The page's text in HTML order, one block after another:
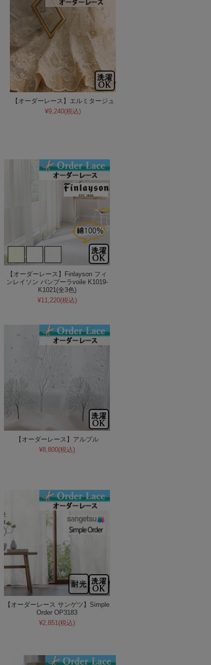
【オーダーレース】エルミタージュ
¥9,240(税込)
【オーダーレース】Finlayson フィ
ンレイソン パンプーラvoile K1019-
K1021(全3色)
¥11,220(税込)
【オーダーレース】アルブル
¥8,800(税込)
【オーダーレース サンゲツ】Simple
Order OP3183
¥2,851(税込)